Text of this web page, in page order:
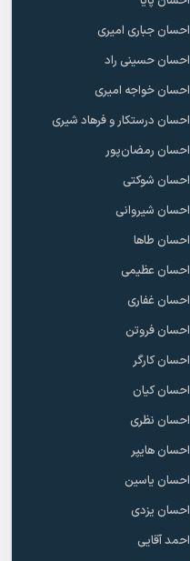
احسان جباری امیری
احسان حسینی راد
احسان خواجه امیری
احسان درستکار و فرهاد شیرى
احسان رمضان‌پور
احسان شوکتی
احسان شیروانی
احسان طاها
احسان عظیمی
احسان غفاری
احسان فروتن
احسان کارگر
احسان کیان
احسان نظری
احسان هایپر
احسان یاسین
احسان یزدی
احمد آقایی